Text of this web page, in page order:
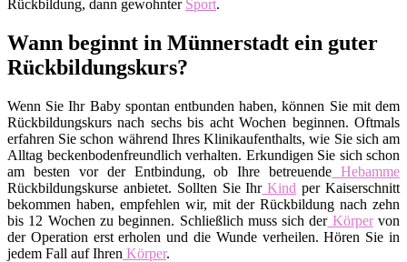
Rückbildung, dann gewohnter Sport.
Wann beginnt in Münnerstadt ein guter
Rückbildungskurs?
Wenn Sie Ihr Baby spontan entbunden haben, können Sie mit dem
Rückbildungskurs nach sechs bis acht Wochen beginnen. Oftmals
erfahren Sie schon während Ihres Klinikaufenthalts, wie Sie sich am
Alltag beckenbodenfreundlich verhalten. Erkundigen Sie sich schon
am besten vor der Entbindung, ob Ihre betreuende Hebamme
Rückbildungskurse anbietet. Sollten Sie IhrKind per Kaiserschnitt
bekommen haben, empfehlen wir, mit der Rückbildung nach zehn
bis 12 Wochen zu beginnen. Schließlich muss sich derKörpervon
der Operation erst erholen und die Wunde verheilen. Hören Sie in
jedem Fall auf Ihren Körper.